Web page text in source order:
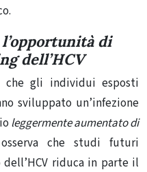
di
dell’HCV
che gli individui esposti
sviluppato un’infezione
leggermente aumentato di
che studi futuri
riduca in parte il